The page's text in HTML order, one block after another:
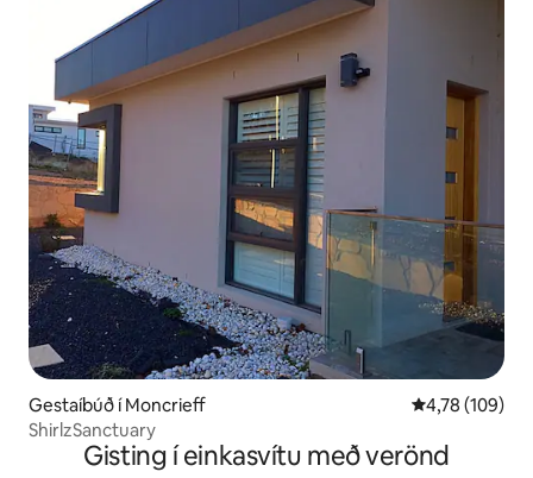
Gestaíbúð í Moncrieff 4,78 af 5 í
4,78 (109)
ShirlzSanctuary
Gisting í einkasvítu með verönd